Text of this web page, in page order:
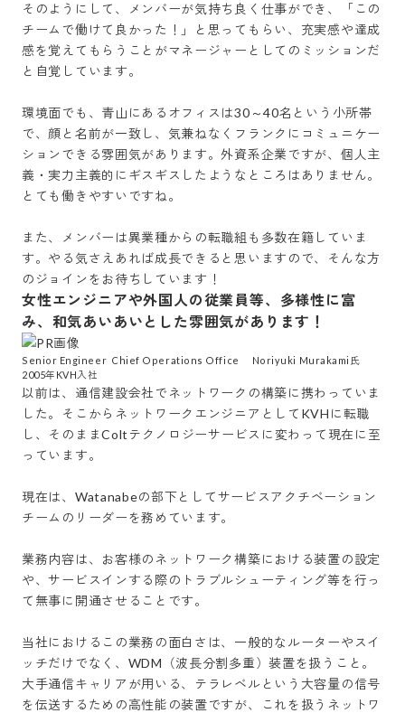
そのようにして、メンバーが気持ち良く仕事ができ、「この
チームで働けて良かった！」と思ってもらい、充実感や達成
感を覚えてもらうことがマネージャーとしてのミッションだ
と自覚しています。
環境面でも、青山にあるオフィスは30～40名という小所帯
で、顔と名前が一致し、気兼ねなくフランクにコミュニケー
ションできる雰囲気があります。外資系企業ですが、個人主
義・実力主義的にギスギスしたようなところはありません。
とても働きやすいですね。
また、メンバーは異業種からの転職組も多数在籍していま
す。やる気さえあれば成長できると思いますので、そんな方
のジョインをお待ちしています！
女性エンジニアや外国人の従業員等、多様性に富
み、和気あいあいとした雰囲気があります！
Senior Engineer  Chief Operations Office 　Noriyuki Murakami氏
2005年KVH入社
以前は、通信建設会社でネットワークの構築に携わっていま
した。そこからネットワークエンジニアとしてKVHに転職
し、そのままColtテクノロジーサービスに変わって現在に至
っています。
現在は、Watanabeの部下としてサービスアクチベーション
チームのリーダーを務めています。
業務内容は、お客様のネットワーク構築における装置の設定
や、サービスインする際のトラブルシューティング等を行っ
て無事に開通させることです。
当社におけるこの業務の面白さは、一般的なルーターやスイ
ッチだけでなく、WDM（波長分割多重）装置を扱うこと。
大手通信キャリアが用いる、テラレベルという大容量の信号
を伝送するための高性能の装置ですが、これを扱うネットワ